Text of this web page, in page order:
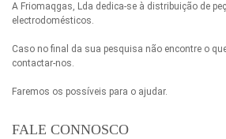
A Friomaqgas, Lda dedica-se à distribuição de
electrodomésticos.
Caso no final da sua pesquisa não encontre o
contactar-nos.
Faremos os possíveis para o ajudar.
FALE CONNOSCO